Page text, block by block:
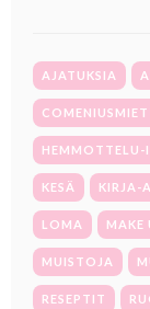
AJATUKSIA
HEMMOTTELU-
KESÄ KIRJA-
LOMA MAKE
MUISTOJA
RESEPTIT